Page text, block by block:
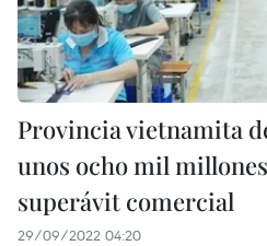
Provincia vietnamita
unos ocho mil
superávit comercial
29/09/2022 04:20